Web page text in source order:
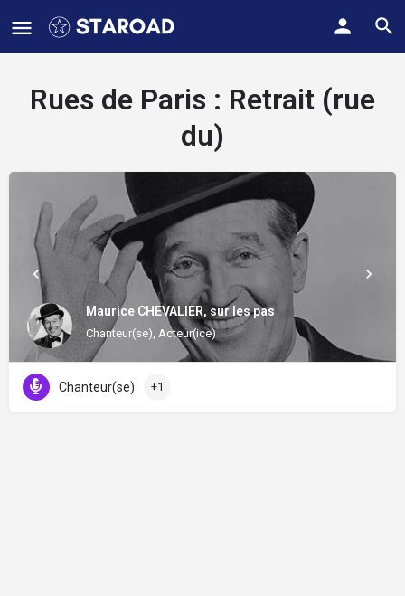
Rues de Paris : Retrait (rue
du)
Maurice CHEVALIER, sur les pas
Chanteur(se), Acteur(ice)
Chanteur(se) +1